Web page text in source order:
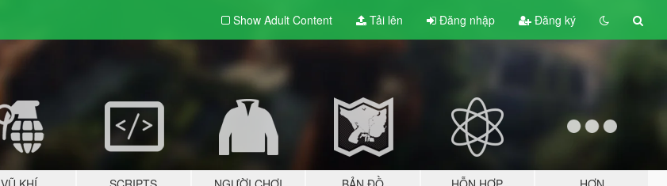
Show Adult Content Tải lên Đăng nhập Đăng ký